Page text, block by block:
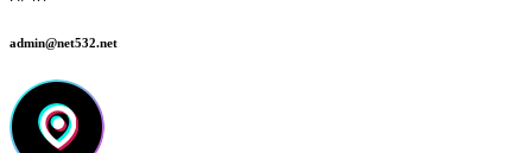
admin@net532.net